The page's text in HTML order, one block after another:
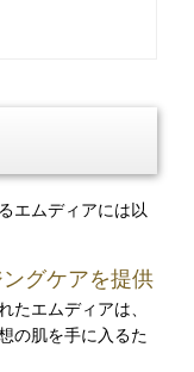
エムディアには以
グケアを提供
たエムディアは、
の肌を手に入るた